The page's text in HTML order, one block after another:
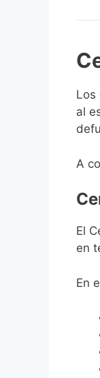
Los
al
A
El
en
En